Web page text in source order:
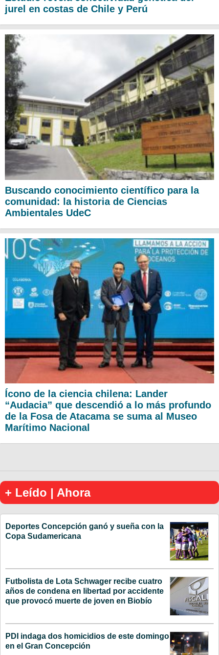
jurel en costas de Chile y Perú
Buscando conocimiento científico para la
comunidad: la historia de Ciencias
Ambientales UdeC
Ícono de la ciencia chilena: Lander
“Audacia” que descendió a lo más profundo
de la Fosa de Atacama se suma al Museo
Marítimo Nacional
+ Leído | Ahora
Deportes Concepción ganó y sueña con la
Copa Sudamericana
Futbolista de Lota Schwager recibe cuatro
años de condena en libertad por accidente
que provocó muerte de joven en Biobío
PDI indaga dos homicidios de este domingo
en el Gran Concepción